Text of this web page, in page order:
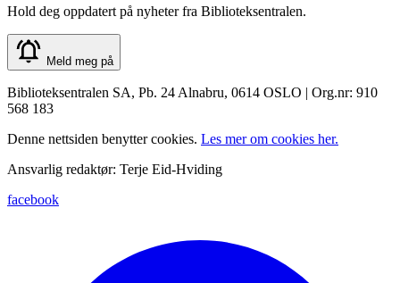
Hold deg oppdatert på nyheter fra Biblioteksentralen.
Meld meg på
Biblioteksentralen SA, Pb. 24 Alnabru, 0614 OSLO | Org.nr: 910
568 183
Denne nettsiden benytter cookies. Les mer om cookies her.
Ansvarlig redaktør: Terje Eid-Hviding
facebook